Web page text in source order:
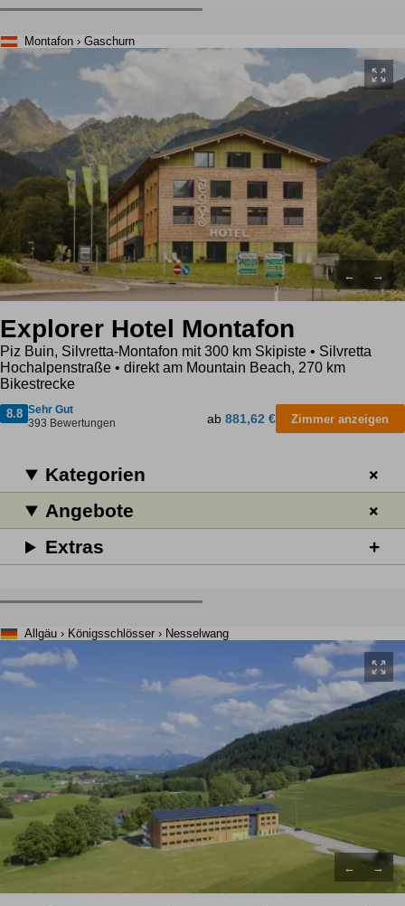
Montafon › Gaschurn
← →
Explorer Hotel Montafon
Piz Buin, Silvretta-Montafon mit 300 km Skipiste • Silvretta
Hochalpenstraße • direkt am Mountain Beach, 270 km
Bikestrecke
8.8 Sehr Gut
393 Bewertungen
ab 881,62 € Zimmer anzeigen
Kategorien
Angebote
Extras
Allgäu › Königsschlösser › Nesselwang
← →